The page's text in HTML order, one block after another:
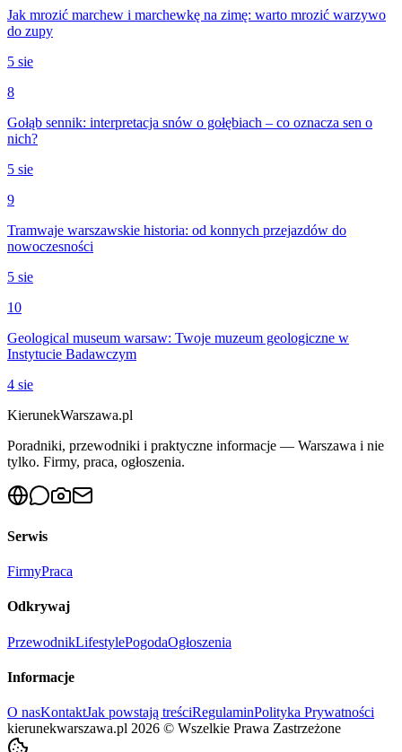
Jak mrozić marchew i marchewkę na zimę: warto mrozić warzywo
do zupy
5 sie
8
Gołąb sennik: interpretacja snów o gołębiach – co oznacza sen o
nich?
5 sie
9
Tramwaje warszawskie historia: od konnych przejazdów do
nowoczesności
5 sie
10
Geological museum warsaw: Twoje muzeum geologiczne w
Instytucie Badawczym
4 sie
KierunekWarszawa.pl
Poradniki, przewodniki i praktyczne informacje — Warszawa i nie
tylko. Firmy, praca, ogłoszenia.
Serwis
FirmyPraca
Odkrywaj
PrzewodnikLifestylePogodaOgłoszenia
Informacje
O nasKontaktJak powstają treściRegulaminPolityka Prywatności
kierunekwarszawa.pl 2026 © Wszelkie Prawa Zastrzeżone